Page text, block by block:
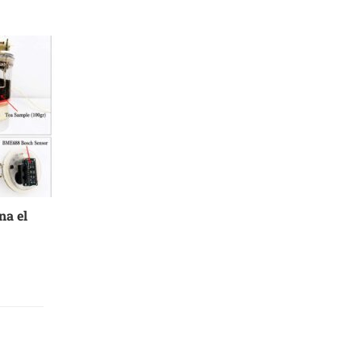
el